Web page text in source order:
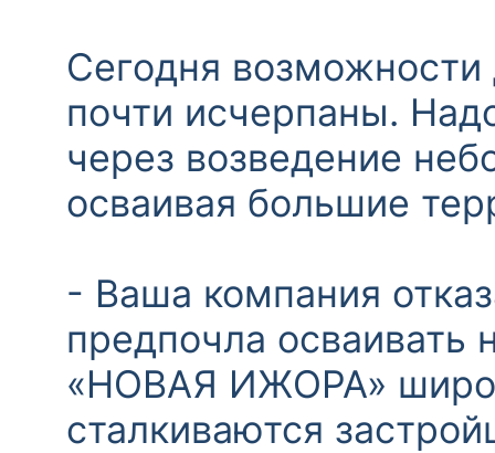
Сегодня возможности
почти исчерпаны.
через возведение
осваивая большие
- Ваша компания
предпочла осваивать
«НОВАЯ ИЖОРА»
сталкиваются